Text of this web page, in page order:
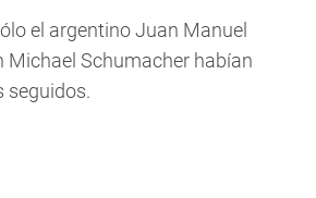
el argentino Juan Manuel
Michael Schumacher habían
seguidos.